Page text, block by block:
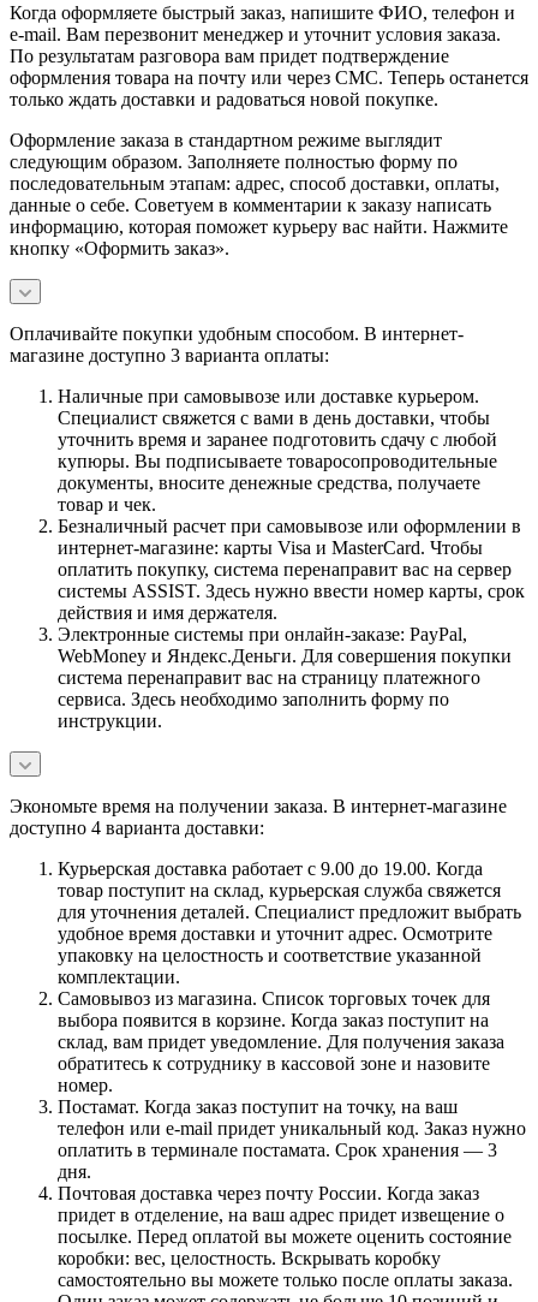
Когда оформляете быстрый заказ, напишите ФИО, телефон и
e-mail. Вам перезвонит менеджер и уточнит условия заказа.
По результатам разговора вам придет подтверждение
оформления товара на почту или через СМС. Теперь останется
только ждать доставки и радоваться новой покупке.
Оформление заказа в стандартном режиме выглядит
следующим образом. Заполняете полностью форму по
последовательным этапам: адрес, способ доставки, оплаты,
данные о себе. Советуем в комментарии к заказу написать
информацию, которая поможет курьеру вас найти. Нажмите
кнопку «Оформить заказ».
Оплачивайте покупки удобным способом. В интернет-
магазине доступно 3 варианта оплаты:
Наличные при самовывозе или доставке курьером.
Специалист свяжется с вами в день доставки, чтобы
уточнить время и заранее подготовить сдачу с любой
купюры. Вы подписываете товаросопроводительные
документы, вносите денежные средства, получаете
товар и чек.
Безналичный расчет при самовывозе или оформлении в
интернет-магазине: карты Visa и MasterCard. Чтобы
оплатить покупку, система перенаправит вас на сервер
системы ASSIST. Здесь нужно ввести номер карты, срок
действия и имя держателя.
Электронные системы при онлайн-заказе: PayPal,
WebMoney и Яндекс.Деньги. Для совершения покупки
система перенаправит вас на страницу платежного
сервиса. Здесь необходимо заполнить форму по
инструкции.
Экономьте время на получении заказа. В интернет-магазине
доступно 4 варианта доставки:
Курьерская доставка работает с 9.00 до 19.00. Когда
товар поступит на склад, курьерская служба свяжется
для уточнения деталей. Специалист предложит выбрать
удобное время доставки и уточнит адрес. Осмотрите
упаковку на целостность и соответствие указанной
комплектации.
Самовывоз из магазина. Список торговых точек для
выбора появится в корзине. Когда заказ поступит на
склад, вам придет уведомление. Для получения заказа
обратитесь к сотруднику в кассовой зоне и назовите
номер.
Постамат. Когда заказ поступит на точку, на ваш
телефон или e-mail придет уникальный код. Заказ нужно
оплатить в терминале постамата. Срок хранения — 3
дня.
Почтовая доставка через почту России. Когда заказ
придет в отделение, на ваш адрес придет извещение о
посылке. Перед оплатой вы можете оценить состояние
коробки: вес, целостность. Вскрывать коробку
самостоятельно вы можете только после оплаты заказа.